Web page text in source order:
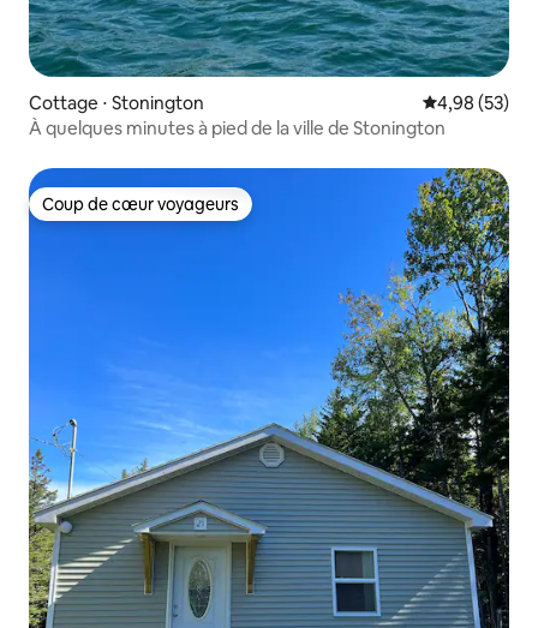
Cottage ⋅ Stonington Évaluation
4,98 (53)
À quelques minutes à pied de la ville de Stonington
Coup de cœur voyageurs
Coup de cœur voyageurs